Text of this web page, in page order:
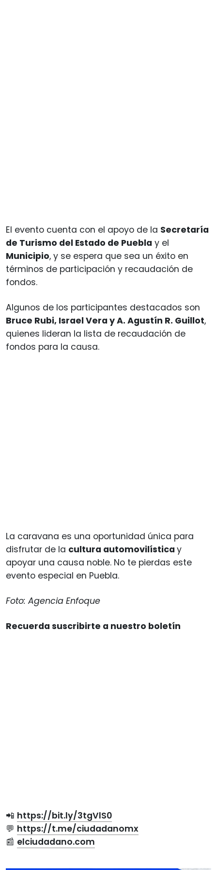
El evento cuenta con el apoyo de la Secretaría
de Turismo del Estado de Puebla y el
Municipio, y se espera que sea un éxito en
términos de participación y recaudación de
fondos.
Algunos de los participantes destacados son
Bruce Rubi, Israel Vera y A. Agustín R. Guillot,
quienes lideran la lista de recaudación de
fondos para la causa.
La caravana es una oportunidad única para
disfrutar de la cultura automovilística y
apoyar una causa noble. No te pierdas este
evento especial en Puebla.
Foto: Agencia Enfoque
Recuerda suscribirte a nuestro boletín
📲 https://bit.ly/3tgVlS0
💬 https://t.me/ciudadanomx
📰 elciudadano.com